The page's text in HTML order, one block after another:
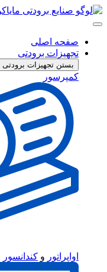
پرش
به
صفحه اصلی
تجهیزات برودتی
بستن تجهیزات برودتی
کمپرسور
اواپراتور و کندانسور